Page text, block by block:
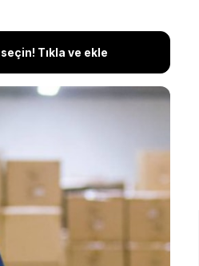
Tıkla ve ekle
Ubisoft'un kurucu
Fransa'da meydana
yaşamını yitirdi.